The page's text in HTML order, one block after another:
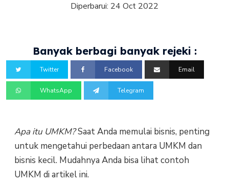
Diperbarui: 24 Oct 2022
Banyak berbagi banyak rejeki :
Twitter Facebook Email
WhatsApp Telegram
Apa itu UMKM?Saat Anda memulai bisnis, penting
untuk mengetahui perbedaan antara UMKM dan
bisnis kecil. Mudahnya Anda bisa lihat contoh
UMKM di artikel ini.